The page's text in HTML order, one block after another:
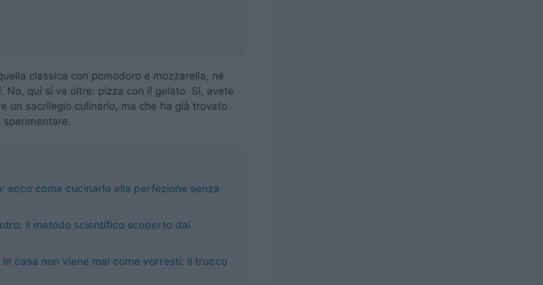
classica con pomodoro e mozzarella, né
qui si va oltre: pizza con il gelato. Si, avete
un sacrilegio culinario, ma che ha già trovato
ecco come cucinarlo alla perfezione senza
il metodo scientifico scoperto dai
casa non viene mai come vorresti: il trucco